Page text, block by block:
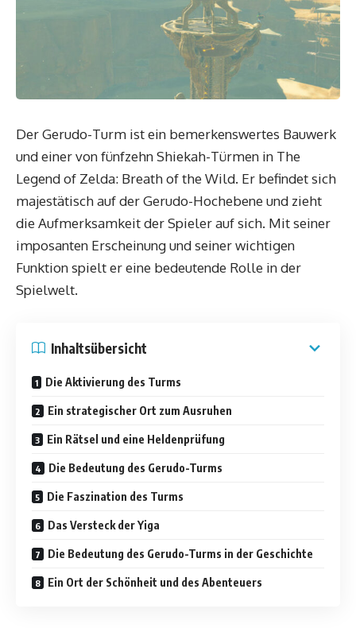
Der Gerudo-Turm ist ein bemerkenswertes Bauwerk
und einer von fünfzehn Shiekah-Türmen in The
Legend of Zelda: Breath of the Wild. Er befindet sich
majestätisch auf der Gerudo-Hochebene und zieht
die Aufmerksamkeit der Spieler auf sich. Mit seiner
imposanten Erscheinung und seiner wichtigen
Funktion spielt er eine bedeutende Rolle in der
Spielwelt.
Inhaltsübersicht
Die Aktivierung des Turms
Ein strategischer Ort zum Ausruhen
Ein Rätsel und eine Heldenprüfung
Die Bedeutung des Gerudo-Turms
Die Faszination des Turms
Das Versteck der Yiga
Die Bedeutung des Gerudo-Turms in der Geschichte
Ein Ort der Schönheit und des Abenteuers